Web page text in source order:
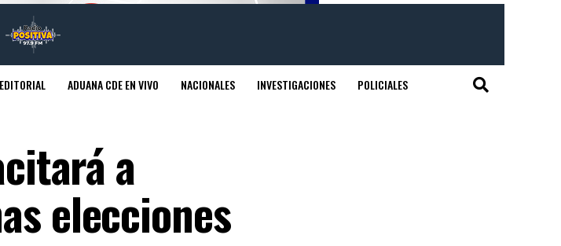
EDITORIAL ADUANA CDE EN VIVO NACIONALES INVESTIGACIONES POLICIALES
a
elecciones